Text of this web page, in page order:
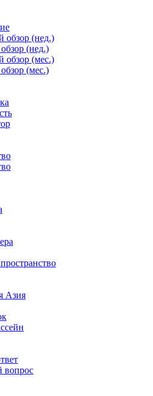
обзор (нед.)
(нед.)
обзор (мес.)
(мес.)
Азия